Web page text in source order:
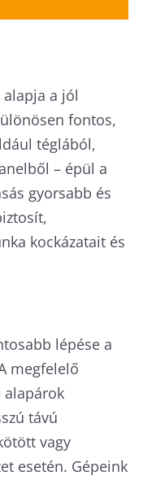
a jól
fontos,
téglából,
– épül a
gyorsabb és
kockázatait és
lépése a
megfelelő
alapárok
távú
vagy
esetén. Gépeink